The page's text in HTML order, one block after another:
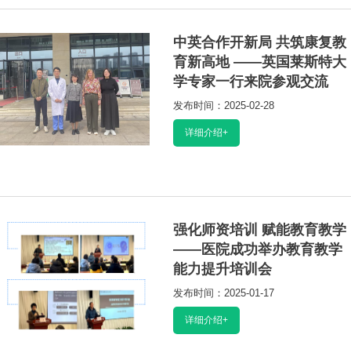
中英合作开新局 共筑康复教
育新高地 ——英国莱斯特大
学专家一行来院参观交流
发布时间：2025-02-28
阅读：33831
详细介绍+
强化师资培训 赋能教育教学
——医院成功举办教育教学
能力提升培训会
发布时间：2025-01-17
阅读：32600
详细介绍+